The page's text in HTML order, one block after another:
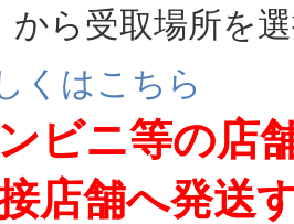
から受取場所を
くはこちら
ビニ等の店
店舗へ発送